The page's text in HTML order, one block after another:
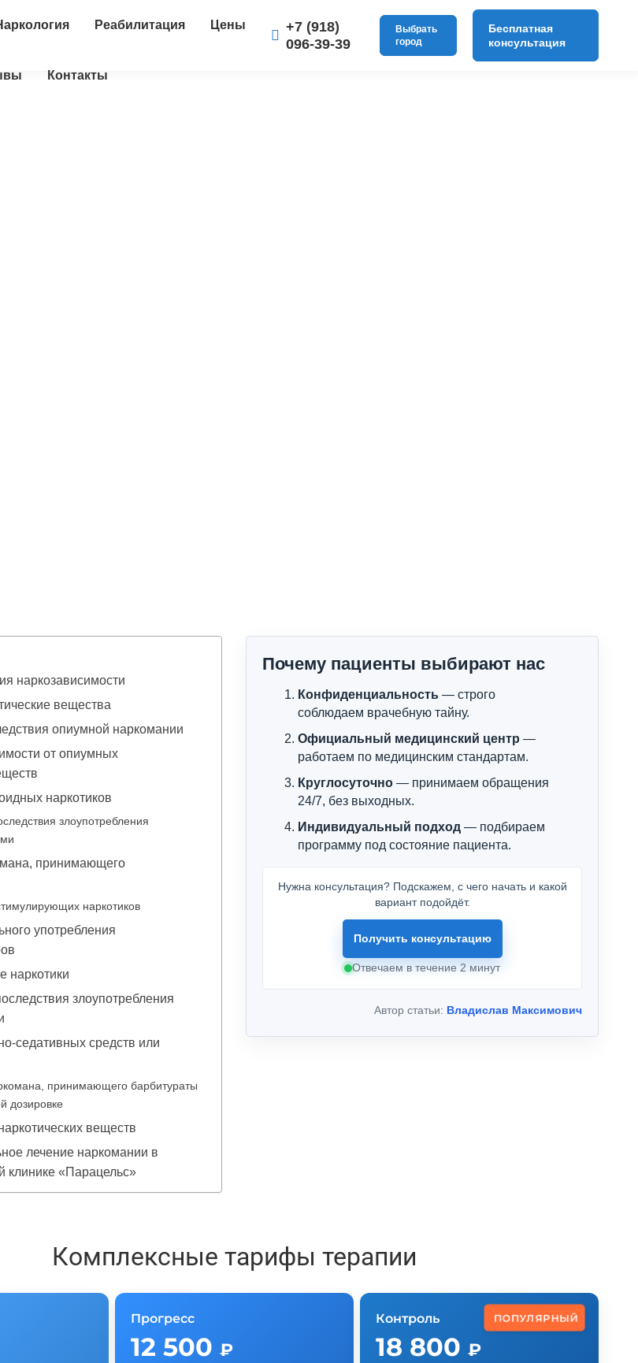
Реабилитация Цены
Контакты
+7 (918)
096-39-39
Выбрать
город
Бесплатная
консультация
наркозависимости
вещества
опиумной наркомании
от опиумных
наркотиков
злоупотребления
принимающего
наркотиков
употребления
наркотики
злоупотребления
седативных средств или
принимающего барбитураты
дозировке
веществ
лечение наркомании в
клинике «Парацельс»
Почему пациенты выбирают нас
Конфиденциальность — строго
соблюдаем врачебную тайну.
Официальный медицинский центр —
работаем по медицинским стандартам.
Круглосуточно — принимаем обращения
24/7, без выходных.
Индивидуальный подход — подбираем
программу под состояние пациента.
Нужна консультация? Подскажем, с чего начать и какой
вариант подойдёт.
Получить консультацию
Отвечаем в течение 2 минут
Автор статьи: Владислав Максимович
Комплексные тарифы терапии
Прогресс
12 500 ₽
ПОПУЛЯРНЫЙ
Контроль
18 800 ₽